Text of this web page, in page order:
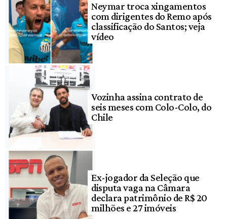
Neymar troca xingamentos
com dirigentes do Remo após
classificação do Santos; veja
vídeo
Vozinha assina contrato de
seis meses com Colo-Colo, do
Chile
Ex-jogador da Seleção que
disputa vaga na Câmara
declara patrimônio de R$ 20
milhões e 27 imóveis